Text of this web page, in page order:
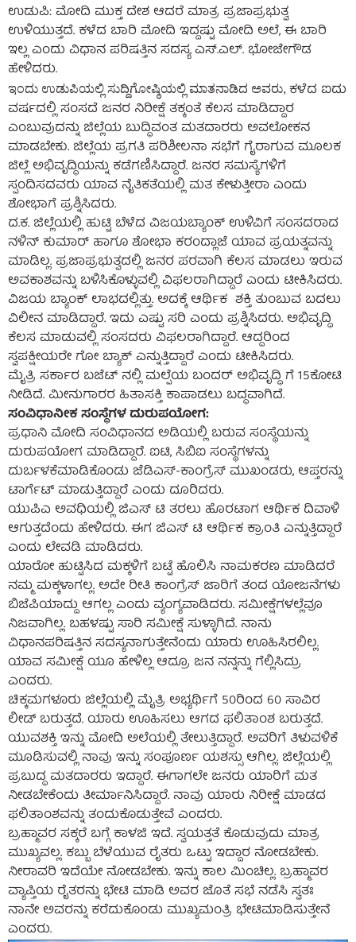
ಉಡುಪಿ:‌ ಮೋದಿ ಮುಕ್ತ ದೇಶ ಆದರೆ ಮಾತ್ರ ಪ್ರಜಾಪ್ರಭುತ್ವ
ಉಳಿಯುತ್ತದೆ. ಕಳೆದ ಬಾರಿ ಮೋದಿ ಇದ್ದಷ್ಟು ಮೋದಿ ಅಲೆ, ಈ ಬಾರಿ
ಇಲ್ಲ ಎಂದು ವಿಧಾನ ಪರಿಷತ್ತಿನ ಸದಸ್ಯ ಎಸ್.ಎಲ್. ಭೋಜೇಗೌಡ
ಹೇಳಿದರು.
ಇಂದು ಉಡುಪಿಯಲ್ಲಿ ಸುದ್ದಿಗೋಷ್ಠಿಯಲ್ಲಿ ಮಾತನಾಡಿದ ಅವರು, ಕಳೆದ ಐದು
ವರ್ಷದಲ್ಲಿ ಸಂಸದೆ ಜನರ ನಿರೀಕ್ಷೆ ತಕ್ಕಂತೆ ಕೆಲಸ ಮಾಡಿದ್ದಾರ
ಎಂಬುವುದನ್ನು ಜಿಲ್ಲೆಯ ಬುದ್ಧಿವಂತ ಮತದಾರರು ಅವಲೋಕನ
ಮಾಡಬೇಕು. ಜಿಲ್ಲೆಯ ಪ್ರಗತಿ ಪರಿಶೀಲನಾ ಸಭೆಗೆ ಗೈರಾಗುವ ಮೂಲಕ
ಜಿಲ್ಲೆ ಅಭಿವೃದ್ಧಿಯನ್ನು ಕಡೆಗಣಿಸಿದ್ದಾರೆ. ಜನರ ಸಮಸ್ಯೆಗಳಿಗೆ
ಸ್ಪಂದಿಸದವರು ಯಾವ ನೈತಿಕತೆಯಲ್ಲಿ ಮತ ಕೇಳುತ್ತೀರಾ ಎಂದು
ಶೋಭಾಗೆ ಪ್ರಶ್ನಿಸಿದರು.
ದ.ಕ. ಜಿಲ್ಲೆಯಲ್ಲಿ ಹುಟ್ಟಿ ಬೆಳೆದ ವಿಜಯಬ್ಯಾಂಕ್ ಉಳಿವಿಗೆ ಸಂಸದರಾದ
ನಳಿನ್ ಕುಮಾರ್ ಹಾಗೂ ಶೋಭಾ ಕರಂದ್ಲಾಜೆ ಯಾವ ಪ್ರಯತ್ನವನ್ನು
ಮಾಡಿಲ್ಲ. ಪ್ರಜಾಪ್ರಭುತ್ವದಲ್ಲಿ ಜನರ ಪರವಾಗಿ ಕೆಲಸ ಮಾಡಲು ಇರುವ
ಅವಕಾಶವನ್ನು ಬಳಿಸಿಕೊಳ್ಳುವಲ್ಲಿ ವಿಫಲರಾಗಿದ್ದಾರೆ ಎಂದು ಟೀಕಿಸಿದರು.
ವಿಜಯ ಬ್ಯಾಂಕ್ ಲಾಭದಲ್ಲಿತ್ತು. ಅದಕ್ಕೆ ಆರ್ಥಿಕ ಶಕ್ತಿ ತುಂಬುವ ಬದಲು
ವಿಲೀನ ಮಾಡಿದ್ದಾರೆ. ಇದು ಎಷ್ಟು ಸರಿ ಎಂದು‌ ಪ್ರಶ್ನಿಸಿದರು. ಅಭಿವೃದ್ಧಿ
ಕೆಲಸ ಮಾಡುವಲ್ಲಿ ಸಂಸದರು ವಿಫಲರಾಗಿದ್ದಾರೆ. ಆದ್ದರಿಂದ
ಸ್ವಪಕ್ಷೀಯರೇ ಗೋ ಬ್ಯಾಕ್ ಎನ್ನುತ್ತಿದ್ದಾರೆ ಎಂದು ಟೀಕಿಸಿದರು.
ಮೈತ್ರಿ ಸರ್ಕಾರ ಬಜೆಟ್ ನಲ್ಲಿ ಮಲ್ಪೆಯ ಬಂದರ್ ಅಭಿವೃದ್ಧಿ ಗೆ 15ಕೋಟಿ
ನೀಡಿದೆ. ಮೀನುಗಾರರ ಹಿತಾಸಕ್ತಿ ಕಾಪಾಡಲು ಬದ್ಧವಾಗಿದೆ.
ಸಂವಿಧಾನೀಕ ಸಂಸ್ಥೆಗಳ ದುರುಪಯೋಗ:
ಪ್ರಧಾನಿ ಮೋದಿ ಸಂವಿಧಾನದ ಅಡಿಯಲ್ಲಿ ಬರುವ ಸಂಸ್ಥೆಯನ್ನು
ದುರುಪಯೋಗ ಮಾಡಿದ್ದಾರೆ. ಐಟಿ, ಸಿಬಿಐ ಸಂಸ್ಥೆಗಳನ್ನು
ದುರ್ಬಳಕೆಮಾಡಿಕೊಂಡು ಜೆಡಿಎಸ್-ಕಾಂಗ್ರೆಸ್ ಮುಖಂಡರು, ಆಪ್ತರನ್ನು
ಟಾರ್ಗೆಟ್ ಮಾಡುತ್ತಿದ್ದಾರೆ ಎಂದು ದೂರಿದರು.
ಯುಪಿಎ ಅವಧಿಯಲ್ಲಿ ಜಿಎಸ್ ಟಿ ತರಲು ಹೊರಟಾಗ ಆರ್ಥಿಕ ದಿವಾಳಿ
ಆಗುತ್ತದೆಂದು‌ ಹೇಳಿದರು. ಈಗ ಜಿಎಸ್ ಟಿ ಆರ್ಥಿಕ ಕ್ರಾಂತಿ ಎನ್ನುತ್ತಿದ್ದಾರೆ
ಎಂದು‌ ಲೇವಡಿ‌ ಮಾಡಿದರು.
ಯಾರೋ ಹುಟ್ಟಿಸಿದ ಮಕ್ಕಳಿಗೆ ಬಟ್ಟೆ ಹೊಲಿಸಿ ನಾಮಕರಣ ಮಾಡಿದರೆ
ನಮ್ಮ ಮಕ್ಕಳಾಗಲ್ಲ. ಅದೇ ರೀತಿ ಕಾಂಗ್ರೆಸ್ ಜಾರಿಗೆ ತಂದ ಯೋಜನೆಗಳು
ಬಿಜೆಪಿಯಾದ್ದು ಆಗಲ್ಲ ಎಂದು ವ್ಯಂಗ್ಯವಾಡಿದರು. ಸಮೀಕ್ಷೆಗಳಲ್ಲೆವೂ
ನಿಜವಾಗಿಲ್ಲ. ಬಹಳಷ್ಟು ಸಾರಿ ಸಮೀಕ್ಷೆ ಸುಳ್ಳಾಗಿದೆ. ನಾನು
ವಿಧಾನಪರಿಷತ್ತಿನ ಸದಸ್ಯನಾಗುತ್ತೇನೆಂದು ಯಾರು ಊಹಿಸಿರಲಿಲ್ಲ.
ಯಾವ ಸಮೀಕ್ಷೆ ಯೂ ಹೇಳಿಲ್ಲ ಆದ್ರೂ ಜನ ನನ್ನನ್ನು ಗೆಲ್ಲಿಸಿದ್ರು
ಎಂದರು.
ಚಿಕ್ಕಮಗಳೂರು ಜಿಲ್ಲೆಯಲ್ಲಿ ಮೈತ್ರಿ ಅಭ್ಯರ್ಥಿಗೆ 50ರಿಂದ 60 ಸಾವಿರ
ಲೀಡ್ ಬರುತ್ತದೆ. ಯಾರು ಊಹಿಸಲು ಆಗದ ಫಲಿತಾಂಶ ಬರುತ್ತದೆ.
ಯುವಶಕ್ತಿ ಇನ್ನು ಮೋದಿ ಅಲೆಯಲ್ಲಿ ತೇಲುತ್ತಿದ್ದಾರೆ. ಅವರಿಗೆ ತಿಳುವಳಿಕೆ
ಮೂಡಿಸುವಲ್ಲಿ ನಾವು ಇನ್ನು ಸಂಪೂರ್ಣ ಯಶಸ್ಸು ಆಗಿಲ್ಲ. ಜಿಲ್ಲೆಯಲ್ಲಿ
ಪ್ರಬುದ್ಧ ಮತದಾರರು ಇದ್ದಾರೆ. ಈಗಾಗಲೇ ಜನರು ಯಾರಿಗೆ ಮತ
ನೀಡಬೇಕೆಂದು ತೀರ್ಮಾನಿಸಿದ್ದಾರೆ. ನಾವು ಯಾರು ನಿರೀಕ್ಷೆ ಮಾಡದ
ಫಲಿತಾಂಶವನ್ನು ತಂದುಕೊಡುತ್ತೇವೆ ಎಂದರು.
ಬ್ರಹ್ಮಾವರ ಸಕ್ಕರೆ ಬಗ್ಗೆ ಕಾಳಜಿ ಇದೆ. ಸ್ವಯತ್ತತೆ ಕೊಡುವುದು ಮಾತ್ರ
ಮುಖ್ಯವಲ್ಲ. ಕಬ್ಬು ಬೆಳೆಯುವ ರೈತರು ಒಟ್ಟು ಇದ್ದಾರ ನೋಡಬೇಕು.
ನೀರಾವರಿ ಇದೆಯೇ ನೋಡಬೇಕು. ಇನ್ನು ಕಾಲ ಮಿಂಚಿಲ್ಲ. ಬ್ರಹ್ಮಾವರ
ವ್ಯಾಪ್ತಿಯ ರೈತರನ್ನು ಭೇಟಿ ಮಾಡಿ ಅವರ ಜೊತೆ ಸಭೆ ನಡೆಸಿ ಸ್ವತಃ
ನಾನೇ ಅವರನ್ನು ಕರೆದುಕೊಂಡು ಮುಖ್ಯಮಂತ್ರಿ ಭೇಟಿ‌ಮಾಡಿಸುತ್ತೇನೆ
ಎಂದರು.